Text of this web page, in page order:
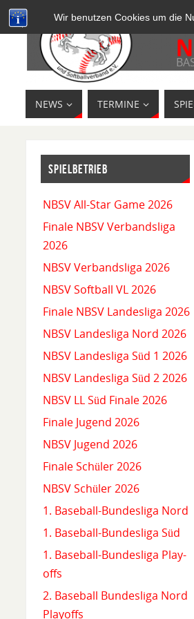
Wir benutzen Cookies um die
NEWS TERMINE
SPIELBETRIEB
NBSV All-Star Game 2026
Finale NBSV Verbandsliga
2026
NBSV Verbandsliga 2026
NBSV Softball VL 2026
Finale NBSV Landesliga 2026
NBSV Landesliga Nord 2026
NBSV Landesliga Süd 1 2026
NBSV Landesliga Süd 2 2026
NBSV LL Süd Finale 2026
Finale Jugend 2026
NBSV Jugend 2026
Finale Schüler 2026
NBSV Schüler 2026
1. Baseball-Bundesliga Nord
1. Baseball-Bundesliga Süd
1. Baseball-Bundesliga Play-
offs
2. Baseball Bundesliga Nord
Playoffs